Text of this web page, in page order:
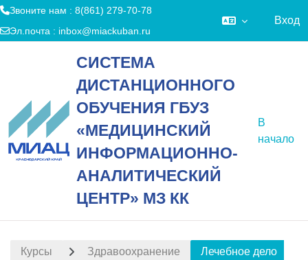
Звоните нам : 8(861) 279-70-78
Эл.почта : inbox@miackuban.ru
Вход
СИСТЕМА
ДИСТАНЦИОННОГО
ОБУЧЕНИЯ ГБУЗ
«МЕДИЦИНСКИЙ
ИНФОРМАЦИОННО-
АНАЛИТИЧЕСКИЙ
ЦЕНТР» МЗ КК
В
начало
Курсы Здравоохранение Лечебное дело